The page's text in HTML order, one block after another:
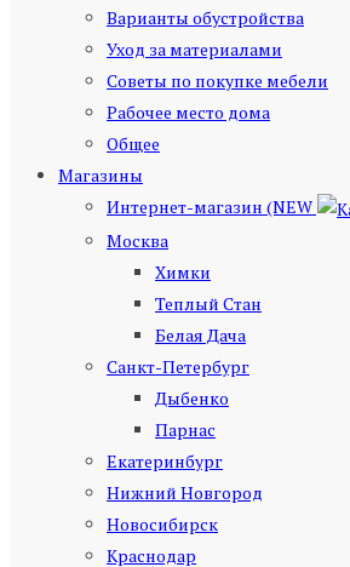
Варианты обустройства
Уход за материалами
Советы по покупке мебели
Рабочее место дома
Общее
Магазины
Интернет-магазин (NEW
Москва
Химки
Теплый Стан
Белая Дача
Санкт-Петербург
Дыбенко
Парнас
Екатеринбург
Нижний Новгород
Новосибирск
Краснодар